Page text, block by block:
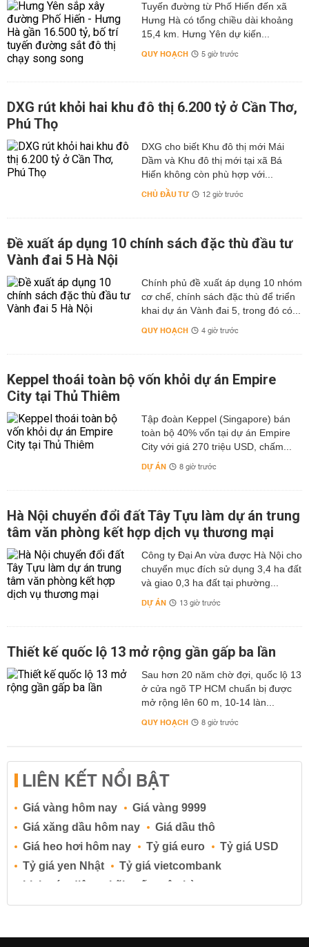
Tuyến đường từ Phố Hiến đến xã
Hưng Hà có tổng chiều dài khoảng
15,4 km. Hưng Yên dự kiến...
QUY HOẠCH 5 giờ trước
DXG rút khỏi hai khu đô thị 6.200 tỷ ở Cần Thơ,
Phú Thọ
DXG cho biết Khu đô thị mới Mái
Dầm và Khu đô thị mới tại xã Bá
Hiến không còn phù hợp với...
CHỦ ĐẦU TƯ 12 giờ trước
Đề xuất áp dụng 10 chính sách đặc thù đầu tư
Vành đai 5 Hà Nội
Chính phủ đề xuất áp dụng 10 nhóm
cơ chế, chính sách đặc thù để triển
khai dự án Vành đai 5, trong đó có...
QUY HOẠCH 4 giờ trước
Keppel thoái toàn bộ vốn khỏi dự án Empire
City tại Thủ Thiêm
Tập đoàn Keppel (Singapore) bán
toàn bộ 40% vốn tại dự án Empire
City với giá 270 triệu USD, chấm...
DỰ ÁN 8 giờ trước
Hà Nội chuyển đổi đất Tây Tựu làm dự án trung
tâm văn phòng kết hợp dịch vụ thương mại
Công ty Đại An vừa được Hà Nội cho
chuyển mục đích sử dụng 3,4 ha đất
và giao 0,3 ha đất tại phường...
DỰ ÁN 13 giờ trước
Thiết kế quốc lộ 13 mở rộng gần gấp ba lần
Sau hơn 20 năm chờ đợi, quốc lộ 13
ở cửa ngõ TP HCM chuẩn bị được
mở rộng lên 60 m, 10-14 làn...
QUY HOẠCH 8 giờ trước
LIÊN KẾT NỔI BẬT
Giá vàng hôm nay
Giá vàng 9999
Giá xăng dầu hôm nay
Giá dầu thô
Giá heo hơi hôm nay
Tỷ giá euro
Tỷ giá USD
Tỷ giá yen Nhật
Tỷ giá vietcombank
Lịch cúp điện
Lãi suất ngân hàng
Lãi suất tiết kiệm
Lãi suất tiền gửi